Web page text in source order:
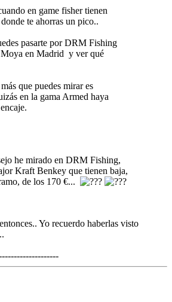
en game fisher tienen
te ahorras un pico..
pasarte por DRM Fishing
en Madrid y ver qué
que puedes mirar es
en la gama Armed haya
he mirado en DRM Fishing,
Kraft Benkey que tienen baja,
de los 170 €...
Yo recuerdo haberlas visto